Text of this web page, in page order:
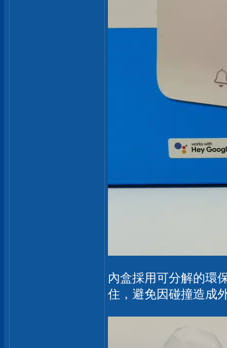
內盒採用可分解的環
住，避免因碰撞造成